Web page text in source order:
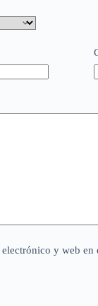
y web en